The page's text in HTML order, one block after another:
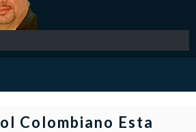
Colombiano Esta